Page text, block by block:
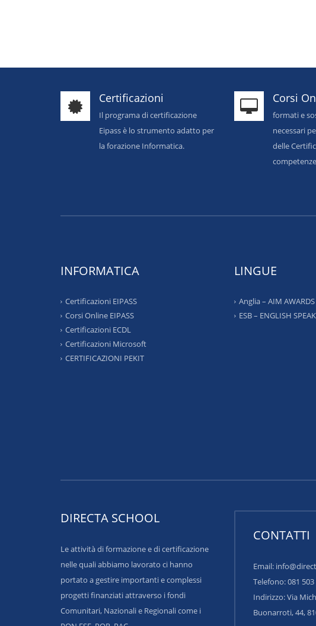
Certificazioni
Il programa di certificazione
Eipass è lo strumento adatto per
la forazione Informatica.
Corsi
formati e
necessari
delle
INFORMATICA
Certificazioni EIPASS
Corsi Online EIPASS
Certificazioni ECDL
Certificazioni Microsoft
CERTIFICAZIONI PEKIT
LINGUE
Anglia – AIM AWARDS
ESB – ENGLISH
DIRECTA SCHOOL
Le attività di formazione e di certificazione
nelle quali abbiamo lavorato ci hanno
portato a gestire importanti e complessi
progetti finanziati attraverso i fondi
Comunitari, Nazionali e Regionali come i
CONTATTI
Email:
Telefono: 081 503
Indirizzo:Via
Buonarroti, 44,